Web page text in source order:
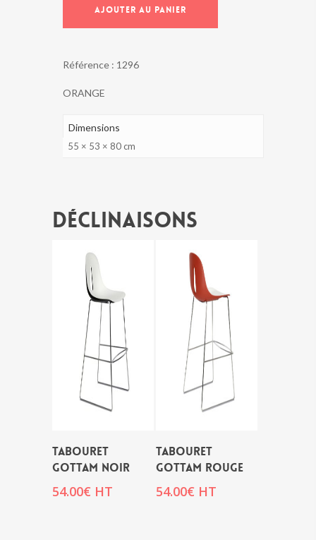
ORANGEAJOUTER AU PANIER
Référence : 1296
ORANGE
Dimensions
55 × 53 × 80 cm
Déclinaisons
TABOURET
GOTTAM NOIR
54.00€ HT
TABOURET
GOTTAM ROUGE
54.00€ HT